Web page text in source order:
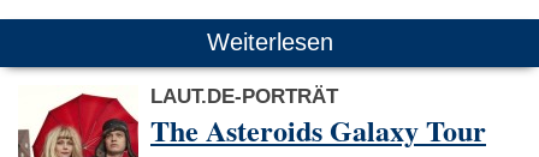
Weiterlesen
LAUT.DE-PORTRÄT
The Asteroids Galaxy Tour